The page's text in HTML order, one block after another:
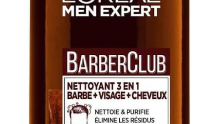
crée des contours et des
motifs nets pour un look
plus personnalisé. Elle est
de coiffure à travers le
monde depuis de
nombreuses années.
Cadeau idéal pour les
hommes, les maris, les
petits amis et les pères
pour le Nouvel An, Noël,
l'anniversaire de mariage,
l'anniversaire, la Saint-
Valentin et la fête des
pères.